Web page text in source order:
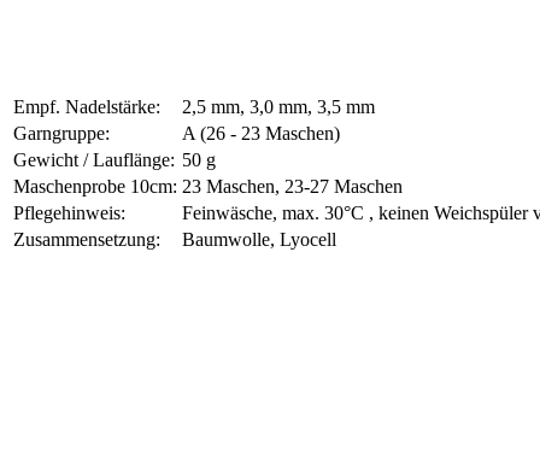
Empf. Nadelstärke:
2,5 mm, 3,0 mm, 3,5 mm
Garngruppe:
A (26 - 23 Maschen)
Gewicht / Lauflänge: 50 g
Maschenprobe 10cm: 23 Maschen, 23-27 Maschen
Pflegehinweis:
Feinwäsche, max. 30°C , keinen Weichspüler
Zusammensetzung:
Baumwolle, Lyocell